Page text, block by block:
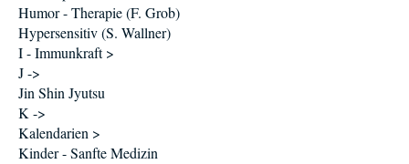
Humor - Therapie (F. Grob)
Hypersensitiv (S. Wallner)
I - Immunkraft >
J ->
Jin Shin Jyutsu
K ->
Kalendarien >
Kinder - Sanfte Medizin